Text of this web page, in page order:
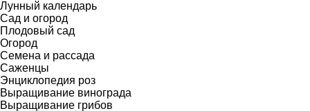
Лунный календарь
Сад и огород
Плодовый сад
Огород
Семена и рассада
Саженцы
Энциклопедия роз
Выращивание винограда
Выращивание грибов